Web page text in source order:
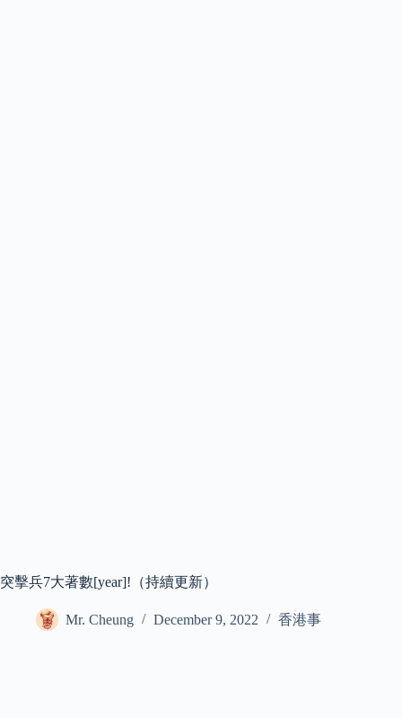
突擊兵7大著數[year]!（持續更新）
Mr. Cheung December 9, 2022 香港事